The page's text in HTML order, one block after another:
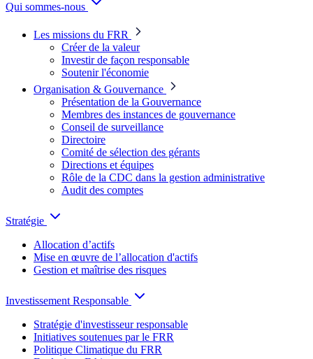
Qui sommes-nous
Les missions du FRR
Créer de la valeur
Investir de façon responsable
Soutenir l'économie
Organisation & Gouvernance
Présentation de la Gouvernance
Membres des instances de gouvernance
Conseil de surveillance
Directoire
Comité de sélection des gérants
Directions et équipes
Rôle de la CDC dans la gestion administrative
Audit des comptes
Stratégie
Allocation d’actifs
Mise en œuvre de l’allocation d'actifs
Gestion et maîtrise des risques
Investissement Responsable
Stratégie d'investisseur responsable
Initiatives soutenues par le FRR
Politique Climatique du FRR